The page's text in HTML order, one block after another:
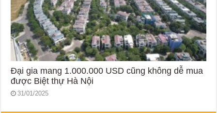
Đại gia mang 1.000.000 USD cũng không dễ mua
được Biệt thự Hà Nội
31/01/2025